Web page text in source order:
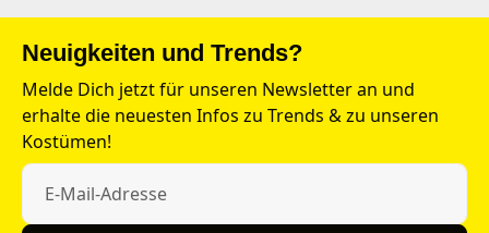
Neuigkeiten und Trends?
Melde Dich jetzt für unseren Newsletter an und
erhalte die neuesten Infos zu Trends & zu unseren
Kostümen!